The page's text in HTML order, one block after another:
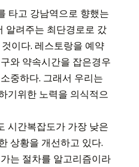
타고 강남역으로 향했는
알려주는 최단경로로 갔
이다. 레스토랑을 예약
와 약속시간을 잡은경우
중하다. 그래서 우리는
기위한 노력을 의식적으
시간복잡도가 가장 낮은
상황을 개선하고 있다.
는 절차를 알고리즘이라